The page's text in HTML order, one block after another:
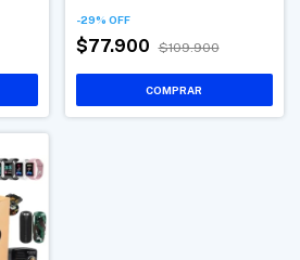
-29% OFF
$77.900 $109.900